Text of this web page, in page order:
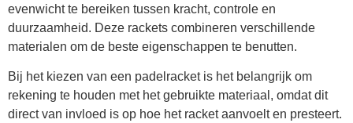
evenwicht te bereiken tussen kracht, controle en
duurzaamheid. Deze rackets combineren verschillende
materialen om de beste eigenschappen te benutten.
Bij het kiezen van een padelracket is het belangrijk om
rekening te houden met het gebruikte materiaal, omdat dit
direct van invloed is op hoe het racket aanvoelt en presteert.